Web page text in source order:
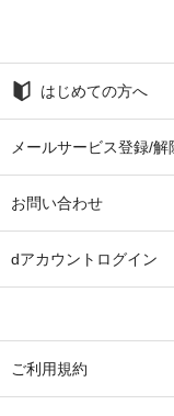
はじめての方へ
メールサービス登録/解
お問い合わせ
dアカウントログイン
ご利用規約